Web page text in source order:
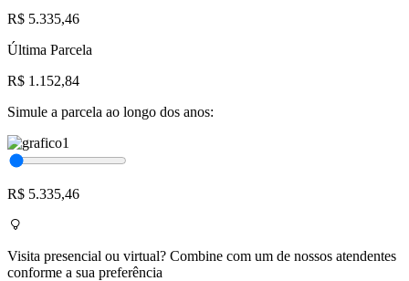
R$ 5.335,46
Última Parcela
R$ 1.152,84
Simule a parcela ao longo dos anos:
R$ 5.335,46
Visita presencial ou virtual? Combine com um de nossos atendentes
conforme a sua preferência